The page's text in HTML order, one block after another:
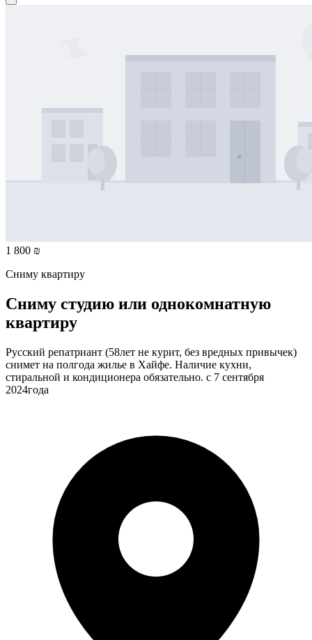
1 800 ₪
Сниму квартиру
Сниму студию или однокомнатную
квартиру
Русский репатриант (58лет не курит, без вредных привычек)
снимет на полгода жилье в Хайфе. Наличие кухни,
стиральной и кондиционера обязательно. с 7 сентября
2024года